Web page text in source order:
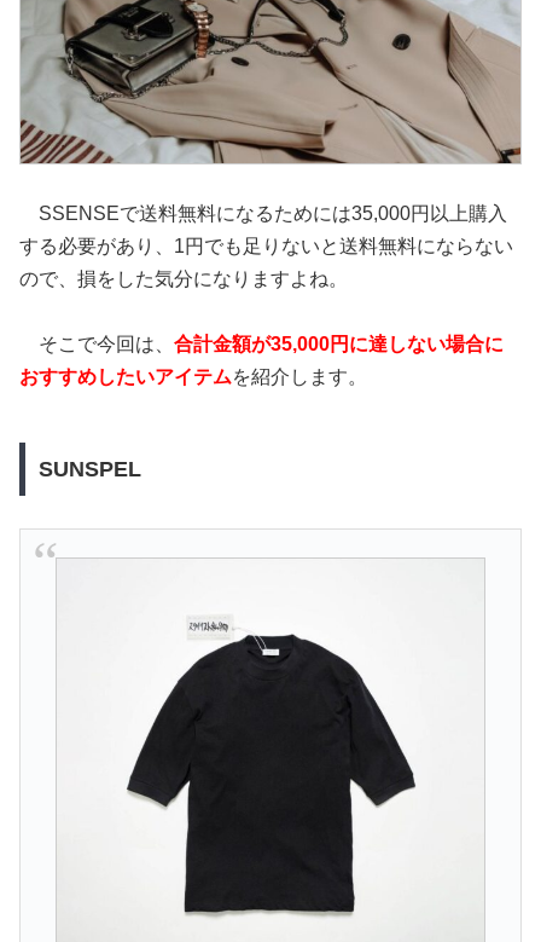
SSENSEで送料無料になるためには35,000円以上購入
する必要があり、1円でも足りないと送料無料にならない
ので、損をした気分になりますよね。
そこで今回は、 合計金額が35,000円に達しない場合に
おすすめしたいアイテムを紹介します。
SUNSPEL